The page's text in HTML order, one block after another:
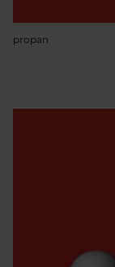
propan